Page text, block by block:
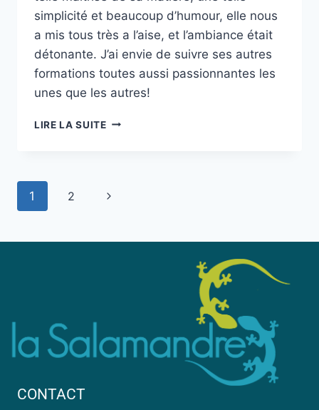
simplicité et beaucoup d’humour, elle nous
a mis tous très a l’aise, et l’ambiance était
détonante. J’ai envie de suivre ses autres
formations toutes aussi passionnantes les
unes que les autres!
LIRE LA SUITE
1 2
CONTACT